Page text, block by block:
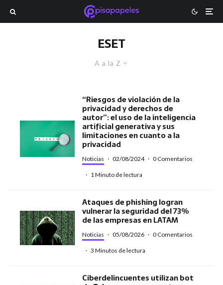
ESET
A a la Z
“Riesgos de violación de la
privacidad y derechos de
autor”: el uso de la inteligencia
artificial generativa y sus
limitaciones en cuanto a la
privacidad
Noticias · 02/08/2024 · 0 Comentarios
· 1 Minuto de lectura
Ataques de phishing logran
vulnerar la seguridad del 73%
de las empresas en LATAM
Noticias · 05/08/2026 · 0 Comentarios
· 3 Minutos de lectura
Ciberdelincuentes utilizan bot